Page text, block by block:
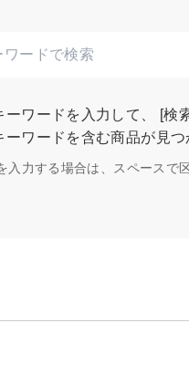
ーワードを入力して、 [検
ーワードを含む商品が見
入力する場合は、スペースで